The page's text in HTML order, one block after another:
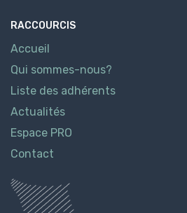
RACCOURCIS
Accueil
Qui sommes-nous?
Liste des adhérents
Actualités
Espace PRO
Contact